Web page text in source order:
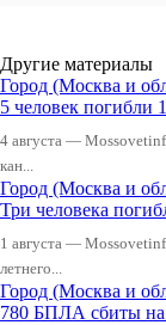
Другие материалы
Город (Москва и
5 человек погибли
4 августа —
кан...
Город (Москва и
Три человека
1 августа —
летнего...
Город (Москва и
780 БПЛА сбиты на